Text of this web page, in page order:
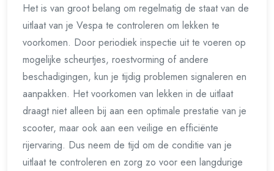
Het is van groot belang om regelmatig de staat van de
uitlaat van je Vespa te controleren om lekken te
voorkomen. Door periodiek inspectie uit te voeren op
mogelijke scheurtjes, roestvorming of andere
beschadigingen, kun je tijdig problemen signaleren en
aanpakken. Het voorkomen van lekken in de uitlaat
draagt niet alleen bij aan een optimale prestatie van je
scooter, maar ook aan een veilige en efficiënte
rijervaring. Dus neem de tijd om de conditie van je
uitlaat te controleren en zorg zo voor een langdurige